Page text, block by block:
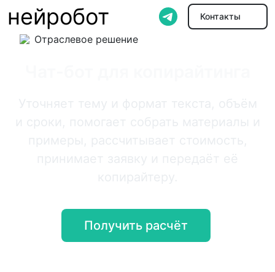
нейробот Контакты
Отраслевое решение
Получить расчёт